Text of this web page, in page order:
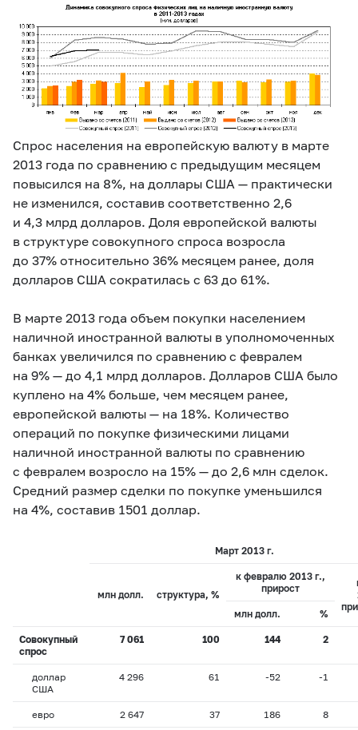
Спрос населения на европейскую валюту в марте
2013 года по сравнению с предыдущим месяцем
повысился на 8%, на доллары США — практически
не изменился, составив соответственно 2,6
и 4,3 млрд долларов. Доля европейской валюты
в структуре совокупного спроса возросла
до 37% относительно 36% месяцем ранее, доля
долларов США сократилась с 63 до 61%.
В марте 2013 года объем покупки населением
наличной иностранной валюты в уполномоченных
банках увеличился по сравнению с февралем
на 9% — до 4,1 млрд долларов. Долларов США было
куплено на 4% больше, чем месяцем ранее,
европейской валюты — на 18%. Количество
операций по покупке физическими лицами
наличной иностранной валюты по сравнению
с февралем возросло на 15% — до 2,6 млн сделок.
Средний размер сделки по покупке уменьшился
на 4%, составив 1501 доллар.
Март 2013 г.
млн долл. структура, %
к февралю 2013 г.,
прирост
млн долл. %
Совокупный
спрос
7 061 100 144 2
доллар
США
4 296 61 -52 -1
евро 2 647 37 186 8